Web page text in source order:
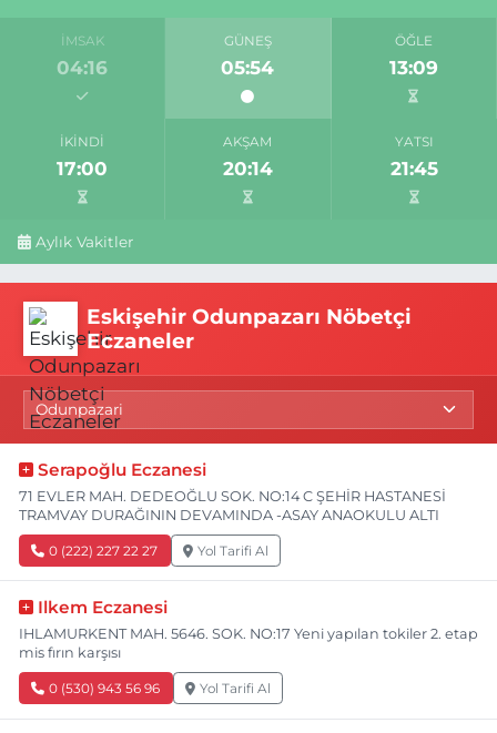
İMSAK
04:16
GÜNEŞ
05:54
ÖĞLE
13:09
İKINDI
17:00
AKŞAM
20:14
YATSI
21:45
Aylık Vakitler
Eskişehir Odunpazarı Nöbetçi
Eczaneler
Serapoğlu Eczanesi
71 EVLER MAH. DEDEOĞLU SOK. NO:14 C ŞEHİR HASTANESİ
TRAMVAY DURAĞININ DEVAMINDA -ASAY ANAOKULU ALTI
0 (222) 227 22 27 Yol Tarifi Al
Ilkem Eczanesi
IHLAMURKENT MAH. 5646. SOK. NO:17 Yeni yapılan tokiler 2. etap
mis fırın karşısı
0 (530) 943 56 96 Yol Tarifi Al